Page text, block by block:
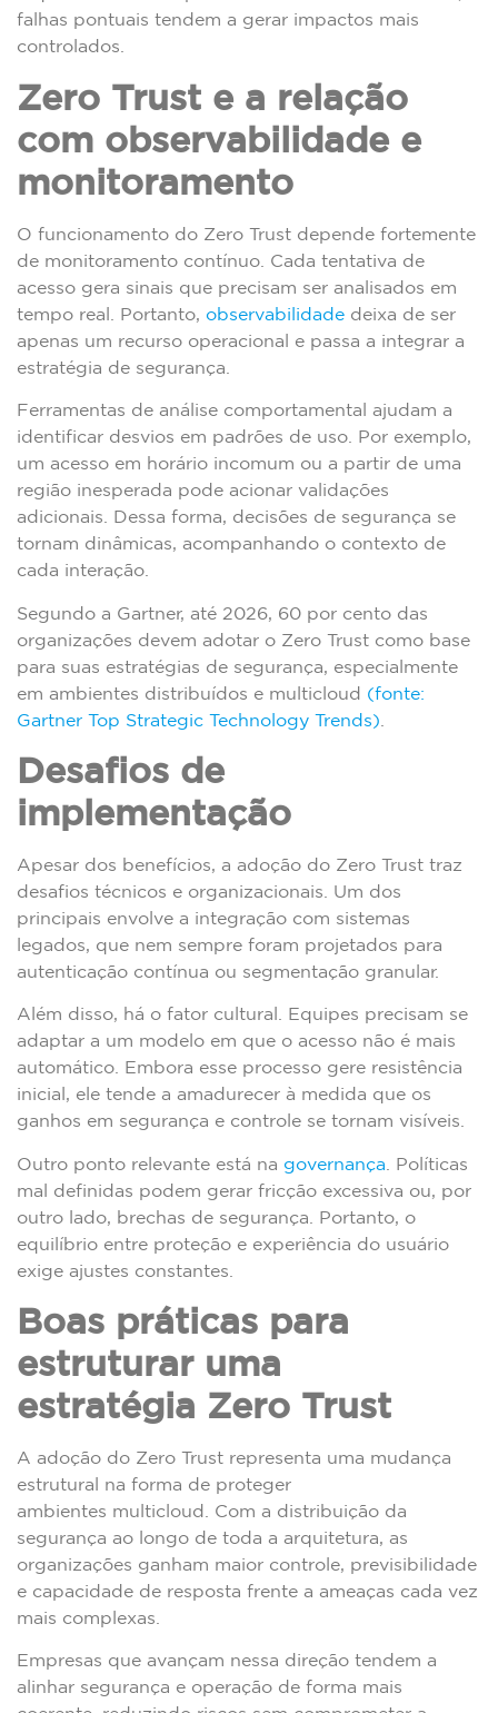
falhas pontuais tendem a gerar impactos mais
controlados.
Zero Trust e a relação
com observabilidade e
monitoramento
O funcionamento do Zero Trust depende fortemente
de monitoramento contínuo. Cada tentativa de
acesso gera sinais que precisam ser analisados em
tempo real. Portanto, observabilidade deixa de ser
apenas um recurso operacional e passa a integrar a
estratégia de segurança.
Ferramentas de análise comportamental ajudam a
identificar desvios em padrões de uso. Por exemplo,
um acesso em horário incomum ou a partir de uma
região inesperada pode acionar validações
adicionais. Dessa forma, decisões de segurança se
tornam dinâmicas, acompanhando o contexto de
cada interação.
Segundo a Gartner, até 2026, 60 por cento das
organizações devem adotar o Zero Trust como base
para suas estratégias de segurança, especialmente
em ambientes distribuídos e multicloud (fonte:
Gartner Top Strategic Technology Trends)
Desafios de
implementação
Apesar dos benefícios, a adoção do Zero Trust traz
desafios técnicos e organizacionais. Um dos
principais envolve a integração com sistemas
legados, que nem sempre foram projetados para
autenticação contínua ou segmentação granular.
Além disso, há o fator cultural. Equipes precisam se
adaptar a um modelo em que o acesso não é mais
automático. Embora esse processo gere resistência
inicial, ele tende a amadurecer à medida que os
ganhos em segurança e controle se tornam visíveis.
Outro ponto relevante está na governança . Políticas
mal definidas podem gerar fricção excessiva ou, por
outro lado, brechas de segurança. Portanto, o
equilíbrio entre proteção e experiência do usuário
exige ajustes constantes.
Boas práticas para
estruturar uma
estratégia Zero Trust
A adoção do Zero Trust representa uma mudança
estrutural na forma de proteger
ambientes multicloud. Com a distribuição da
segurança ao longo de toda a arquitetura, as
organizações ganham maior controle, previsibilidade
e capacidade de resposta frente a ameaças cada vez
mais complexas.
Empresas que avançam nessa direção tendem a
alinhar segurança e operação de forma mais